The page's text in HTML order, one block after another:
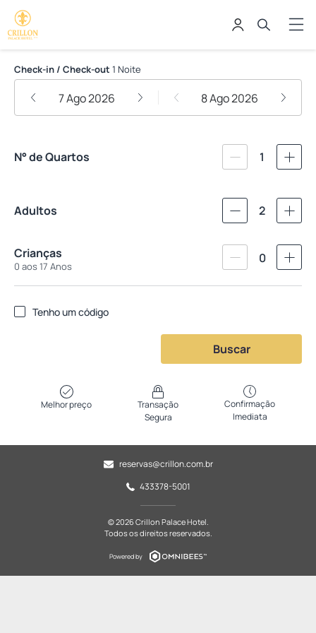
Crillon Palace Hotel
Check-in / Check-out 1 Noite
7 Ago 2026 8 Ago 2026
N° de Quartos 1
Adultos 2
Crianças
0 aos 17 Anos
0
Tenho um código
Buscar
Melhor preço
Transação
Segura
Confirmação
Imediata
reservas@crillon.com.br
433378-5001
© 2026 Crillon Palace Hotel.
Todos os direitos reservados.
Powered by